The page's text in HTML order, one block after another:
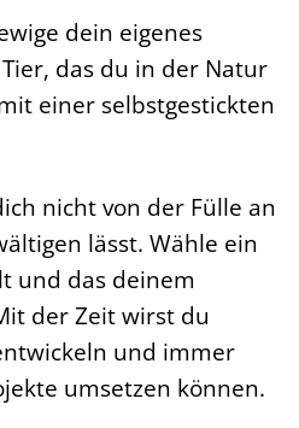
dein eigenes
das du in der Natur
einer selbstgestickten
nicht von der Fülle an
lässt. Wähle ein
und das deinem
der Zeit wirst du
und immer
umsetzen können.